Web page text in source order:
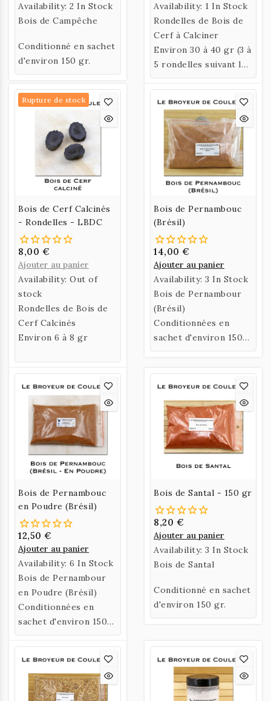
Availability: 2 In Stock
Bois de Campêche
Conditionné en sachet
d'environ 150 gr.
Availability: 1 In Stock
Rondelles de Bois de
Cerf à Calciner
Environ 30 à 40 gr (3 à
5 rondelles suivant le
diamètre)
Rupture de stock
Bois de Cerf Calcinés
- Rondelles - LBDC
8,00 €
Ajouter au panier
Availability: Out of
stock
Rondelles de Bois de
Cerf Calcinés
Environ 6 à 8 gr
Bois de Pernambouc
(Brésil)
14,00 €
Ajouter au panier
Availability: 3 In Stock
Bois de Pernambour
(Brésil)
Conditionnées en
sachet d'environ 150
gr.
Bois de Pernambouc
en Poudre (Brésil)
12,50 €
Ajouter au panier
Availability: 6 In Stock
Bois de Pernambour
en Poudre (Brésil)
Conditionnées en
sachet d'environ 150
gr.
Bois de Santal - 150 gr
8,20 €
Ajouter au panier
Availability: 3 In Stock
Bois de Santal
Conditionné en sachet
d'environ 150 gr.